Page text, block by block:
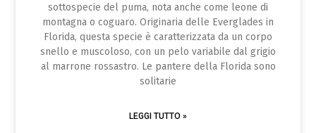
sottospecie del puma, nota anche come leone di
montagna o coguaro. Originaria delle Everglades in
Florida, questa specie è caratterizzata da un corpo
snello e muscoloso, con un pelo variabile dal grigio
al marrone rossastro. Le pantere della Florida sono
solitarie
LEGGI TUTTO »